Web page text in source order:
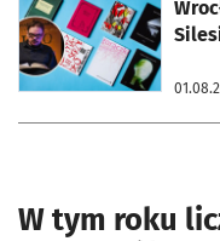
otworzy się w nowej karcie
W tym roku